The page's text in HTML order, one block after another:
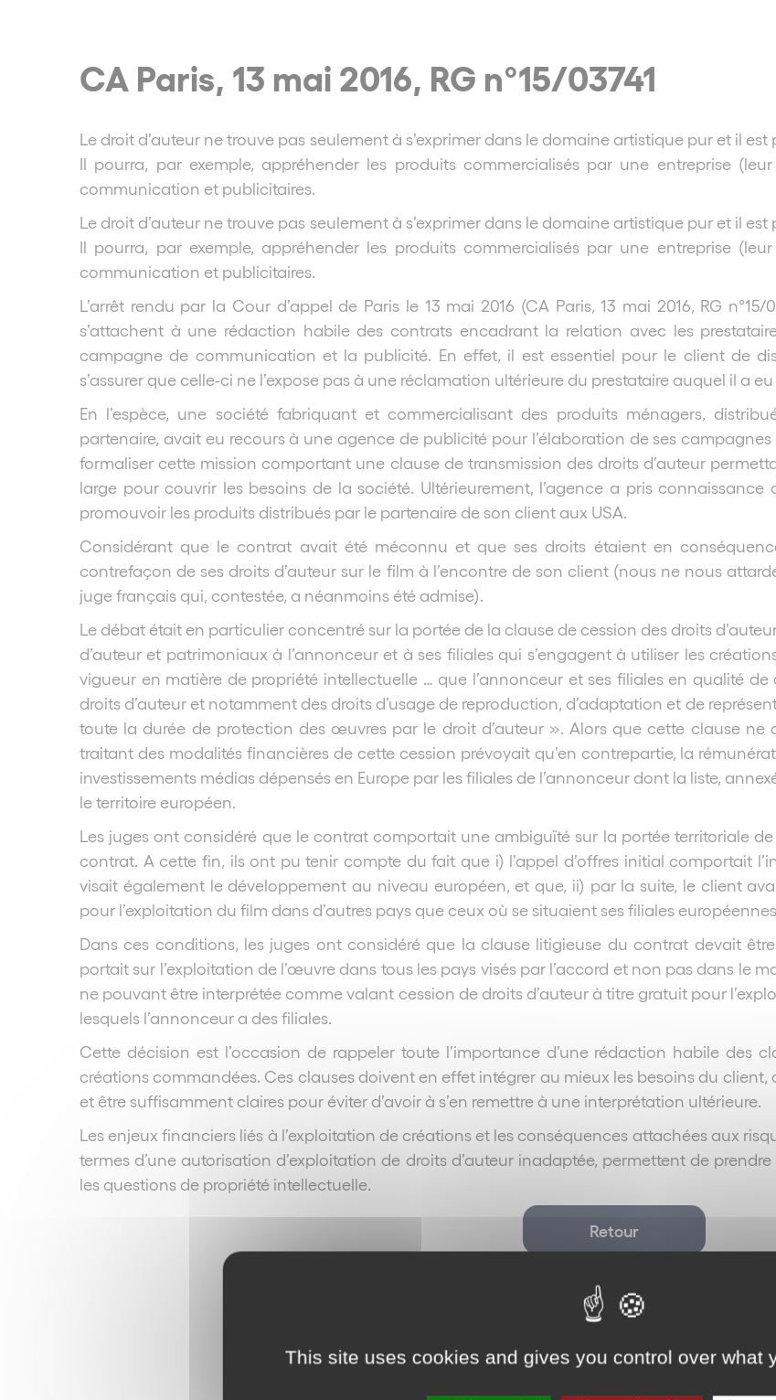
CA Paris, 13 mai 2016, RG n°15/03741
Le droit d’auteur ne trouve pas seulement à s’exprimer dans le domaine artistique pur et il
Il pourra, par exemple, appréhender les produits commercialisés par une entreprise
communication et publicitaires.
Le droit d’auteur ne trouve pas seulement à s’exprimer dans le domaine artistique pur et il
Il pourra, par exemple, appréhender les produits commercialisés par une entreprise
communication et publicitaires.
L’arrêt rendu par la Cour d’appel de Paris le 13 mai 2016 (CA Paris, 13 mai 2016, RG
s’attachent à une rédaction habile des contrats encadrant la relation avec les
campagne de communication et la publicité. En effet, il est essentiel pour le client de
s’assurer que celle-ci ne l’expose pas à une réclamation ultérieure du prestataire auquel il a eu
En l’espèce, une société fabriquant et commercialisant des produits ménagers,
partenaire, avait eu recours à une agence de publicité pour l’élaboration de ses
formaliser cette mission comportant une clause de transmission des droits d’auteur
large pour couvrir les besoins de la société. Ultérieurement, l’agence a pris
promouvoir les produits distribués par le partenaire de son client aux USA.
Considérant que le contrat avait été méconnu et que ses droits étaient en
contrefaçon de ses droits d’auteur sur le film à l’encontre de son client (nous ne nous
juge français qui, contestée, a néanmoins été admise).
Le débat était en particulier concentré sur la portée de la clause de cession des droits
d’auteur et patrimoniaux à l’annonceur et à ses filiales qui s’engagent à utiliser les
vigueur en matière de propriété intellectuelle … que l’annonceur et ses filiales en qualité de
droits d’auteur et notamment des droits d’usage de reproduction, d’adaptation et de
toute la durée de protection des œuvres par le droit d’auteur ». Alors que cette clause
traitant des modalités financières de cette cession prévoyait qu’en contrepartie, la
investissements médias dépensés en Europe par les filiales de l’annonceur dont la liste,
le territoire européen.
Les juges ont considéré que le contrat comportait une ambiguïté sur la portée territoriale
contrat. A cette fin, ils ont pu tenir compte du fait que i) l’appel d’offres initial comportait
visait également le développement au niveau européen, et que, ii) par la suite, le client
pour l’exploitation du film dans d’autres pays que ceux où se situaient ses filiales européennes.
Dans ces conditions, les juges ont considéré que la clause litigieuse du contrat devait
portait sur l’exploitation de l’œuvre dans tous les pays visés par l’accord et non pas dans le
ne pouvant être interprétée comme valant cession de droits d’auteur à titre gratuit pour
lesquels l’annonceur a des filiales.
Cette décision est l’occasion de rappeler toute l’importance d’une rédaction habile des
créations commandées. Ces clauses doivent en effet intégrer au mieux les besoins du
et être suffisamment claires pour éviter d’avoir à s’en remettre à une interprétation ultérieure.
Les enjeux financiers liés à l’exploitation de créations et les conséquences attachées aux
termes d’une autorisation d’exploitation de droits d’auteur inadaptée, permettent de
les questions de propriété intellectuelle.
Retour
This site uses cookies and gives you control over what